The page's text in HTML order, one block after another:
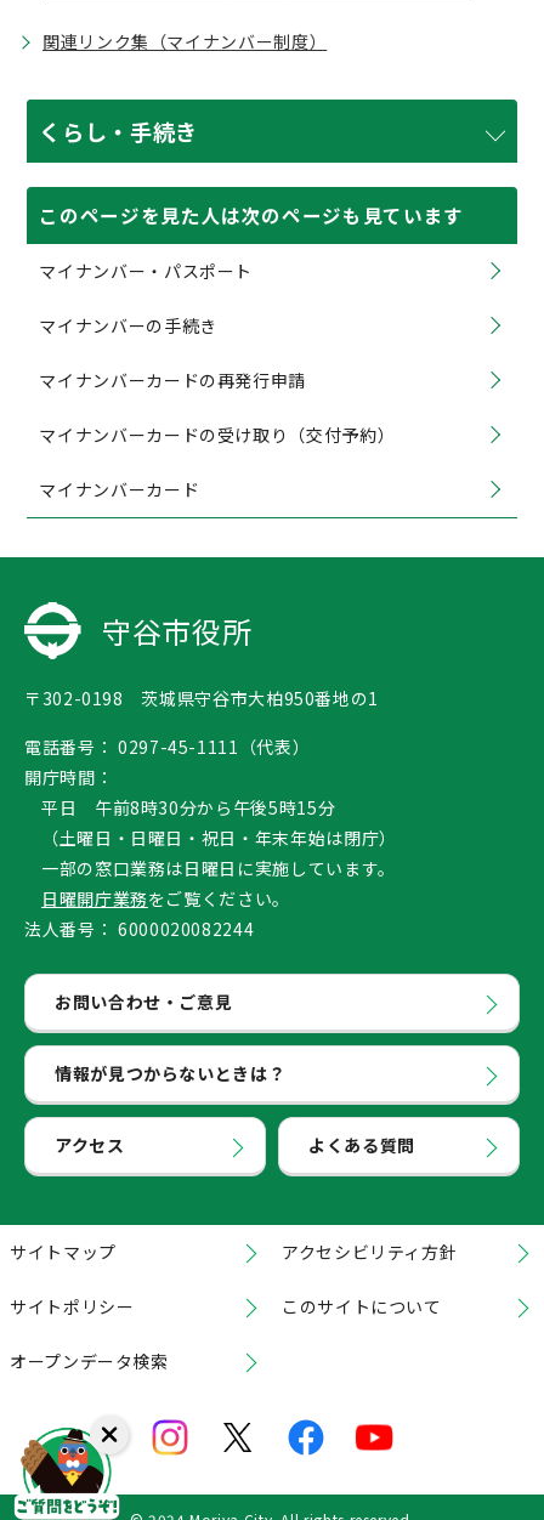
関連リンク集（マイナンバー制度）
くらし・手続き
このページを見た人は次のページも見ています
マイナンバー・パスポート
マイナンバーの手続き
マイナンバーカードの再発行申請
マイナンバーカードの受け取り（交付予約）
マイナンバーカード
守谷市役所
〒302-0198 茨城県守谷市大柏950番地の1
電話番号： 0297-45-1111（代表）
開庁時間：
平日 午前8時30分から午後5時15分
（土曜日・日曜日・祝日・年末年始は閉庁）
一部の窓口業務は日曜日に実施しています。
日曜開庁業務をご覧ください。
法人番号： 6000020082244
お問い合わせ・ご意見
情報が見つからないときは？
アクセス よくある質問
サイトマップ アクセシビリティ方針
サイトポリシー このサイトについて
オープンデータ検索